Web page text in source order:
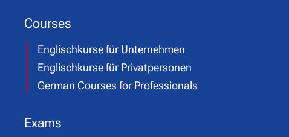
Courses
Englischkurse für Unternehmen
Englischkurse für Privatpersonen
German Courses for Professionals
Exams